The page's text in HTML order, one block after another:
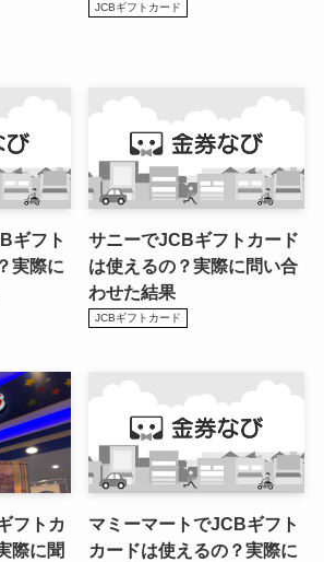
JCBギフトカード
ギフト
実際に
サニーでJCBギフトカード
は使えるの？実際に問い合
わせた結果
JCBギフトカード
フトカ
際に聞
マミーマートでJCBギフト
カードは使えるの？実際に